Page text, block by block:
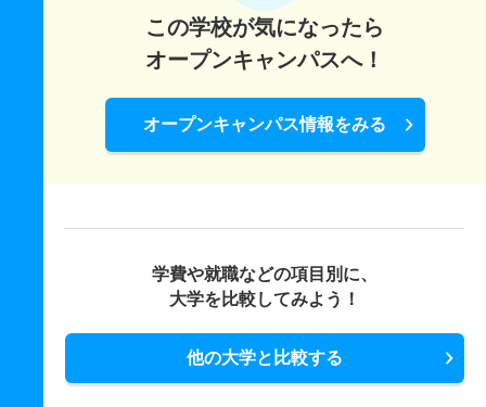
この学校が気になったら
オープンキャンパスへ！
オープンキャンパス情報をみる
学費や就職などの項目別に、
大学を比較してみよう！
他の大学と比較する